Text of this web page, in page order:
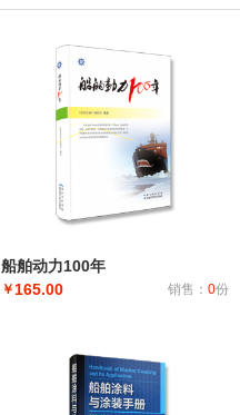
船舶动力100年
￥165.00 销售： 0份